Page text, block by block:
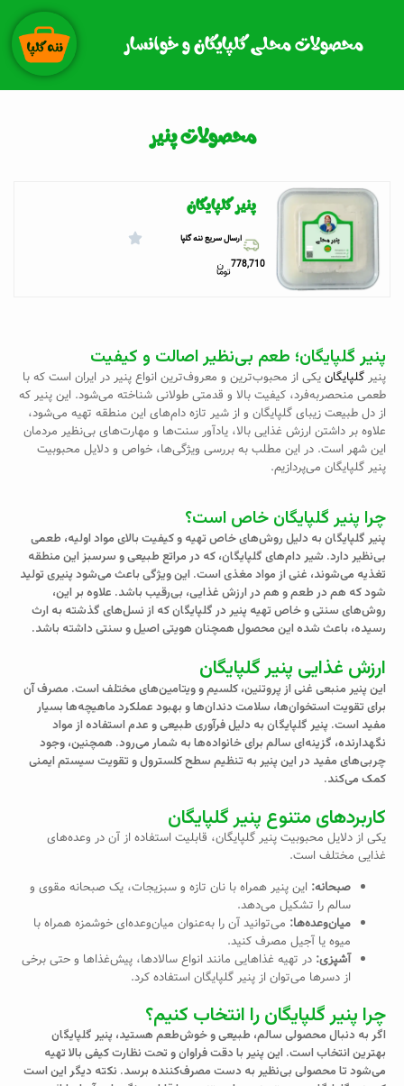
محصولات محلی گلپایگان و خوانسار
محصولات پنیر
پنیر گلپایگان
ارسال سریع ننه گلپا
778,710
پنیر گلپایگان؛ طعم بی‌نظیر اصالت و کیفیت
پنیر گلپایگانیکی از محبوب‌ترین و معروف‌ترین انواع پنیر در ایران است که با
طعمی منحصر‌به‌فرد، کیفیت بالا و قدمتی طولانی شناخته می‌شود. این پنیر که
از دل طبیعت زیبای گلپایگان و از شیر تازه دام‌های این منطقه تهیه می‌شود،
علاوه بر داشتن ارزش غذایی بالا، یادآور سنت‌ها و مهارت‌های بی‌نظیر مردمان
این شهر است. در این مطلب به بررسی ویژگی‌ها، خواص و دلایل محبوبیت
پنیر گلپایگان می‌پردازیم.
چرا پنیر گلپایگان خاص است؟
پنیر گلپایگان به دلیل روش‌های خاص تهیه و کیفیت بالای مواد اولیه، طعمی
بی‌نظیر دارد. شیر دام‌های گلپایگان، که در مراتع طبیعی و سرسبز این منطقه
تغذیه می‌شوند، غنی از مواد مغذی است. این ویژگی باعث می‌شود پنیری تولید
شود که هم در طعم و هم در ارزش غذایی، بی‌رقیب باشد. علاوه بر این،
روش‌های سنتی و خاص تهیه پنیر در گلپایگان که از نسل‌های گذشته به ارث
رسیده، باعث شده این محصول همچنان هویتی اصیل و سنتی داشته باشد.
ارزش غذایی پنیر گلپایگان
این پنیر منبعی غنی از پروتئین، کلسیم و ویتامین‌های مختلف است. مصرف آن
برای تقویت استخوان‌ها، سلامت دندان‌ها و بهبود عملکرد ماهیچه‌ها بسیار
مفید است. پنیر گلپایگان به دلیل فرآوری طبیعی و عدم استفاده از مواد
نگهدارنده، گزینه‌ای سالم برای خانواده‌ها به شمار می‌رود. همچنین، وجود
چربی‌های مفید در این پنیر به تنظیم سطح کلسترول و تقویت سیستم ایمنی
کمک می‌کند.
کاربردهای متنوع پنیر گلپایگان
یکی از دلایل محبوبیت پنیر گلپایگان، قابلیت استفاده از آن در وعده‌های
غذایی مختلف است.
صبحانه:این پنیر همراه با نان تازه و سبزیجات، یک صبحانه مقوی و
سالم را تشکیل می‌دهد.
میان‌وعده‌ها:می‌توانید آن را به‌عنوان میان‌وعده‌ای خوشمزه همراه با
میوه یا آجیل مصرف کنید.
آشپزی:در تهیه غذاهایی مانند انواع سالادها، پیش‌غذاها و حتی برخی
از دسرها می‌توان از پنیر گلپایگان استفاده کرد.
چرا پنیر گلپایگان را انتخاب کنیم؟
اگر به دنبال محصولی سالم، طبیعی و خوش‌طعم هستید، پنیر گلپایگان
بهترین انتخاب است. این پنیر با دقت فراوان و تحت نظارت کیفی بالا تهیه
می‌شود تا محصولی بی‌نظیر به دست مصرف‌کننده برسد. نکته دیگر این است